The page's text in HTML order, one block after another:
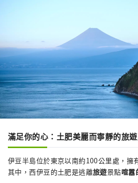
滿足你的心：土肥美麗而寧靜的旅
伊豆半島位於東京以南約100公里處，擁
其中，西伊豆的土肥是逃離旅遊景點喧囂